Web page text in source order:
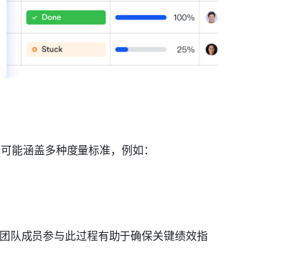
能涵盖多种度量标准，例如：
队成员参与此过程有助于确保关键绩效指